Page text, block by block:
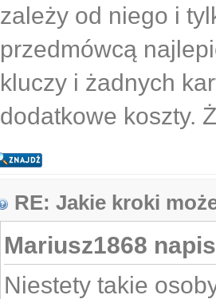
zależy od niego i
przedmówcą
kluczy i żadnych
dodatkowe koszty.
RE: Jakie kroki
Mariusz1868
Niestety takie